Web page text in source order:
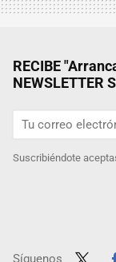
RECIBE
NEWSLETTER
Suscribiéndote
Síguenos